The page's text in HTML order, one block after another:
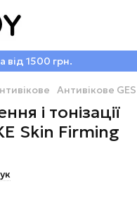
від 1500 грн.
Антивікове
і тонізації
Skin Firming